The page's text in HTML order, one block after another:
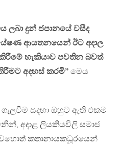
ලබා දුන් ජපානයේ වසීද
ආයතනයෙන් ඊට අදාල
හැකියාව පවතින බවත්
අදහස් කරමි” මෙය
සදහා ඔහුට ඇති එකම
අදාළ ලියකියවිලි සමාජ
කතානායකධූරයෙන්